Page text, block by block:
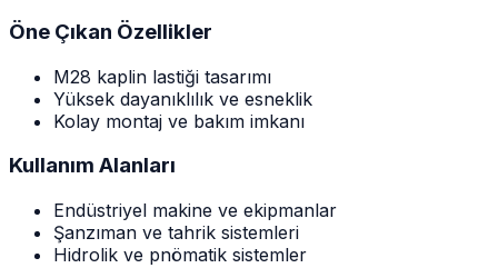
Öne Çıkan Özellikler
M28 kaplin lastiği tasarımı
Yüksek dayanıklılık ve esneklik
Kolay montaj ve bakım imkanı
Kullanım Alanları
Endüstriyel makine ve ekipmanlar
Şanzıman ve tahrik sistemleri
Hidrolik ve pnömatik sistemler